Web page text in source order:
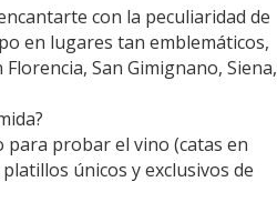
con la peculiaridad de
en lugares tan emblemáticos,
San Gimignano, Siena,
probar el vino (catas en
únicos y exclusivos de